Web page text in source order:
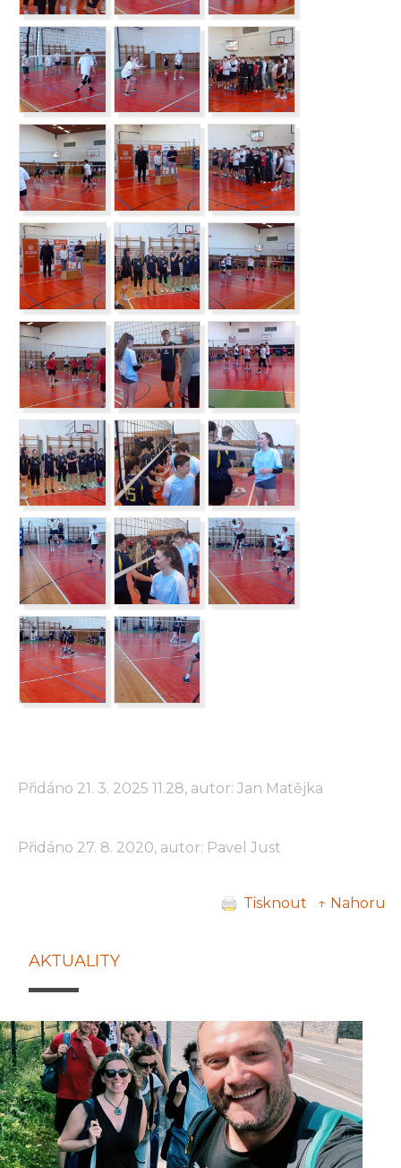
Přidáno 21. 3. 2025 11.28, autor: Jan Matějka
Přidáno 27. 8. 2020, autor: Pavel Just
Tisknout ↑ Nahoru
AKTUALITY